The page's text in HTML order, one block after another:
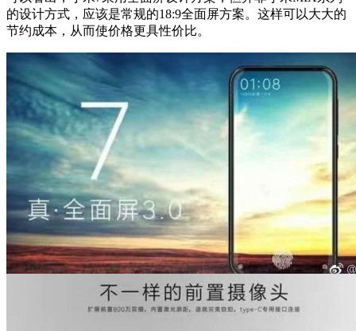
的设计方式，应该是常规的18:9全面屏方案。这样可以大大的
节约成本，从而使价格更具性价比。